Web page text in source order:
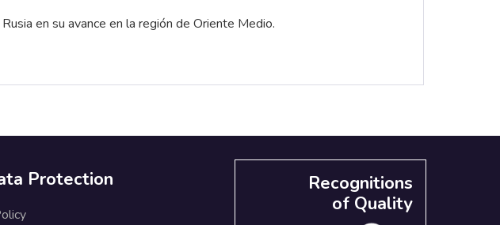
en su avance en la región de Oriente Medio.
Protection
Recognitions
of Quality